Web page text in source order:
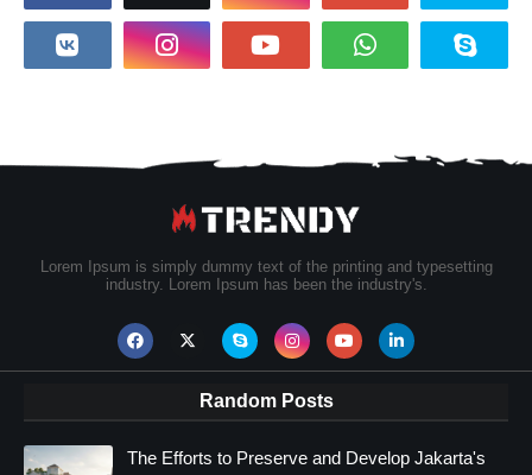
Lorem Ipsum is simply dummy text of the printing and typesetting
industry. Lorem Ipsum has been the industry's.
Random Posts
The Efforts to Preserve and Develop Jakarta's